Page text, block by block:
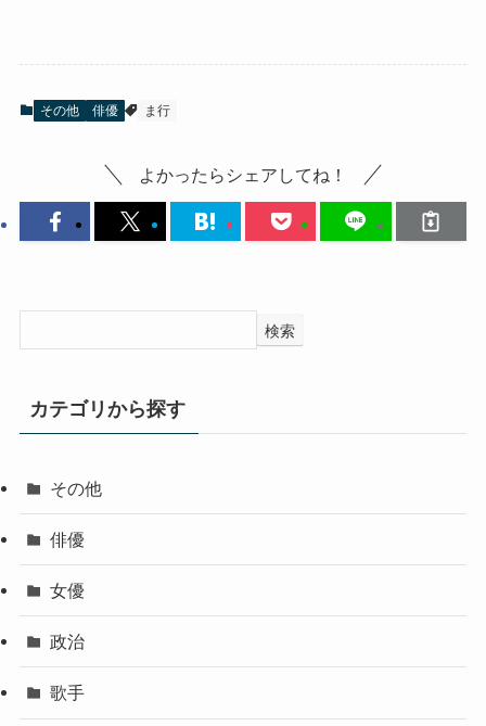
その他 俳優 ま行
よかったらシェアしてね！
検索
カテゴリから探す
その他
俳優
女優
政治
歌手